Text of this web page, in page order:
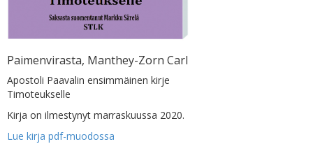
Paimenvirasta, Manthey-Zorn Carl
Apostoli Paavalin ensimmäinen kirje
Timoteukselle
Kirja on ilmestynyt marraskuussa 2020.
Lue kirja pdf-muodossa